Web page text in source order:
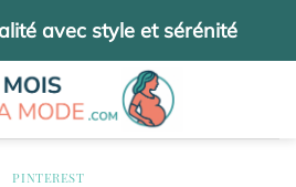
avec style et sérénité
PINTEREST